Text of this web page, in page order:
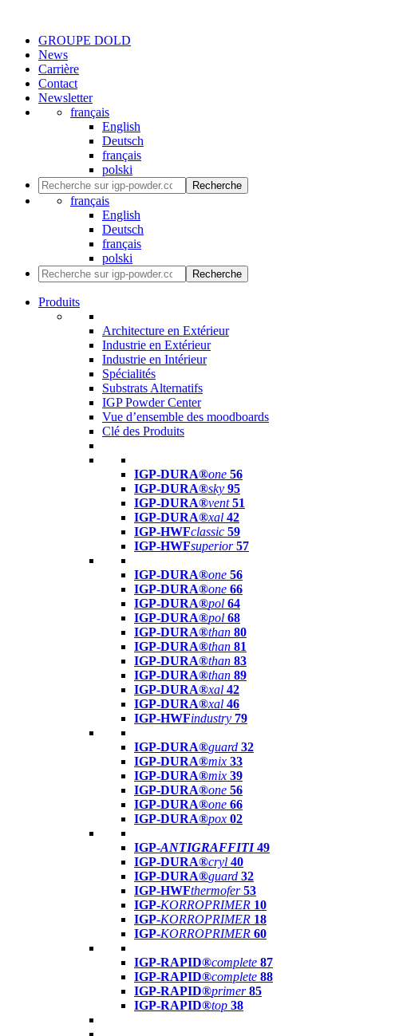
GROUPE DOLD
News
Carrière
Contact
Newsletter
français
English
Deutsch
français
polski
Recherche
français
English
Deutsch
français
polski
Recherche
Produits
Architecture en Extérieur
Industrie en Extérieur
Industrie en Intérieur
Spécialités
Substrats Alternatifs
IGP Powder Center
Vue d’ensemble des moodboards
Clé des Produits
IGP-DURA®one 56
IGP-DURA®sky 95
IGP-DURA®vent 51
IGP-DURA®xal 42
IGP-HWFclassic 59
IGP-HWFsuperior 57
IGP-DURA®one 56
IGP-DURA®one 66
IGP-DURA®pol 64
IGP-DURA®pol 68
IGP-DURA®than 80
IGP-DURA®than 81
IGP-DURA®than 83
IGP-DURA®than 89
IGP-DURA®xal 42
IGP-DURA®xal 46
IGP-HWFindustry 79
IGP-DURA®guard 32
IGP-DURA®mix 33
IGP-DURA®mix 39
IGP-DURA®one 56
IGP-DURA®one 66
IGP-DURA®pox 02
IGP-ANTIGRAFFITI49
IGP-DURA®cryl 40
IGP-DURA®guard 32
IGP-HWFthermofer 53
IGP-KORROPRIMER 10
IGP-KORROPRIMER 18
IGP-KORROPRIMER 60
IGP-RAPID®complete 87
IGP-RAPID®complete 88
IGP-RAPID®primer 85
IGP-RAPID®top 38